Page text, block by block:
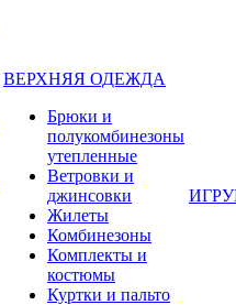
ВЕРХНЯЯ ОДЕЖДА
Брюки и
полукомбинезоны
утепленные
Ветровки и
джинсовки
Жилеты
Комбинезоны
Комплекты и
костюмы
Куртки и пальто